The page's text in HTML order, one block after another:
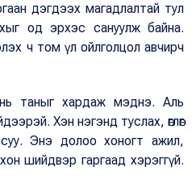
дэгдээх магадлалтай тул
од эрхэс сануулж байна.
ч том үл ойлголцол авчирч
таныг хардаж мэднэ. Аль
Хэн нэгэнд туслах, өглөг
Энэ долоо хоногт ажил,
шийдвэр гаргаад хэрэггүй.